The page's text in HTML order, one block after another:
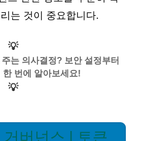
는 것이 중요합니다.
💡
는 의사결정? 보안 설정부터
한 번에 알아보세요!
💡
버넌스 | 토큰